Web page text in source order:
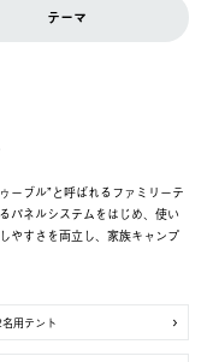
テーマ
ーブル”と呼ばれるファミリーテ
パネルシステムをはじめ、使い
やすさを両立し、家族キャンプ
用テント